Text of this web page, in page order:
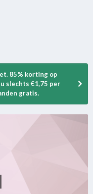
85% korting op
slechts €1,75 per
gratis.